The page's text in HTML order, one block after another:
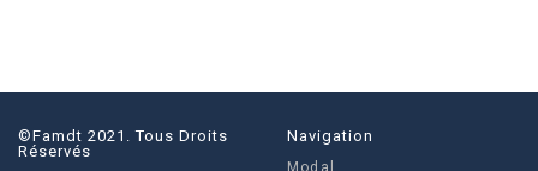
©famdt 2021. Tous Droits
Réservés
Navigation
Modal